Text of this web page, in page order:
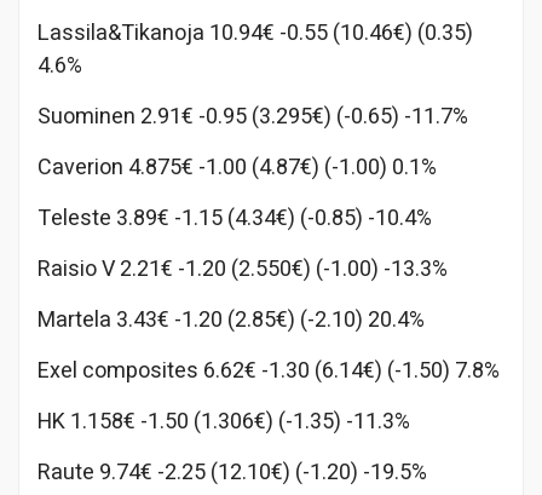
Lassila&Tikanoja 10.94€ -0.55 (10.46€) (0.35)
4.6%
Suominen 2.91€ -0.95 (3.295€) (-0.65) -11.7%
Caverion 4.875€ -1.00 (4.87€) (-1.00) 0.1%
Teleste 3.89€ -1.15 (4.34€) (-0.85) -10.4%
Raisio V 2.21€ -1.20 (2.550€) (-1.00) -13.3%
Martela 3.43€ -1.20 (2.85€) (-2.10) 20.4%
Exel composites 6.62€ -1.30 (6.14€) (-1.50) 7.8%
HK 1.158€ -1.50 (1.306€) (-1.35) -11.3%
Raute 9.74€ -2.25 (12.10€) (-1.20) -19.5%